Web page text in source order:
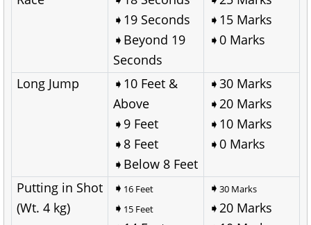
➧19 Seconds
➧Beyond 19
Seconds
➧15 Marks
➧0 Marks
Long Jump
➧10 Feet &
Above
➧9 Feet
➧8 Feet
➧Below 8 Feet
➧30 Marks
➧20 Marks
➧10 Marks
➧0 Marks
Putting in Shot
(Wt. 4 kg)
➧ 16 Feet
➧ 15 Feet
➧ 30 Marks
➧20 Marks